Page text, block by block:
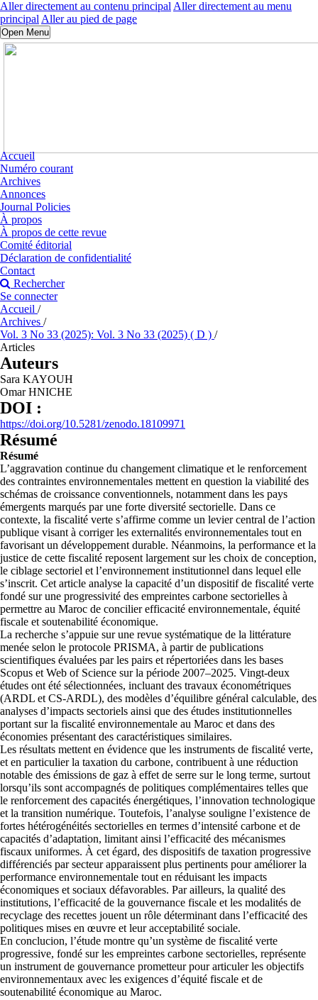
Aller directement au contenu principal Aller directement au menu
principal Aller au pied de page
Open Menu
Accueil
Numéro courant
Archives
Annonces
Journal Policies
À propos
À propos de cette revue
Comité éditorial
Déclaration de confidentialité
Contact
Rechercher
Se connecter
Accueil /
Archives /
Vol. 3 No 33 (2025): Vol. 3 No 33 (2025) ( D ) /
Articles
Auteurs
Sara KAYOUH
Omar HNICHE
DOI :
https://doi.org/10.5281/zenodo.18109971
Résumé
Résumé
L’aggravation continue du changement climatique et le renforcement
des contraintes environnementales mettent en question la viabilité des
schémas de croissance conventionnels, notamment dans les pays
émergents marqués par une forte diversité sectorielle. Dans ce
contexte, la fiscalité verte s’affirme comme un levier central de l’action
publique visant à corriger les externalités environnementales tout en
favorisant un développement durable. Néanmoins, la performance et la
justice de cette fiscalité reposent largement sur les choix de conception,
le ciblage sectoriel et l’environnement institutionnel dans lequel elle
s’inscrit. Cet article analyse la capacité d’un dispositif de fiscalité verte
fondé sur une progressivité des empreintes carbone sectorielles à
permettre au Maroc de concilier efficacité environnementale, équité
fiscale et soutenabilité économique.
La recherche s’appuie sur une revue systématique de la littérature
menée selon le protocole PRISMA, à partir de publications
scientifiques évaluées par les pairs et répertoriées dans les bases
Scopus et Web of Science sur la période 2007–2025. Vingt-deux
études ont été sélectionnées, incluant des travaux économétriques
(ARDL et CS-ARDL), des modèles d’équilibre général calculable, des
analyses d’impacts sectoriels ainsi que des études institutionnelles
portant sur la fiscalité environnementale au Maroc et dans des
économies présentant des caractéristiques similaires.
Les résultats mettent en évidence que les instruments de fiscalité verte,
et en particulier la taxation du carbone, contribuent à une réduction
notable des émissions de gaz à effet de serre sur le long terme, surtout
lorsqu’ils sont accompagnés de politiques complémentaires telles que
le renforcement des capacités énergétiques, l’innovation technologique
et la transition numérique. Toutefois, l’analyse souligne l’existence de
fortes hétérogénéités sectorielles en termes d’intensité carbone et de
capacités d’adaptation, limitant ainsi l’efficacité des mécanismes
fiscaux uniformes. À cet égard, des dispositifs de taxation progressive
différenciés par secteur apparaissent plus pertinents pour améliorer la
performance environnementale tout en réduisant les impacts
économiques et sociaux défavorables. Par ailleurs, la qualité des
institutions, l’efficacité de la gouvernance fiscale et les modalités de
recyclage des recettes jouent un rôle déterminant dans l’efficacité des
politiques mises en œuvre et leur acceptabilité sociale.
En conclucion, l’étude montre qu’un système de fiscalité verte
progressive, fondé sur les empreintes carbone sectorielles, représente
un instrument de gouvernance prometteur pour articuler les objectifs
environnementaux avec les exigences d’équité fiscale et de
soutenabilité économique au Maroc.